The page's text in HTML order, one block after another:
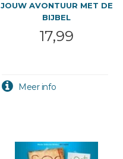
JOUW AVONTUUR MET DE
BIJBEL
17,99